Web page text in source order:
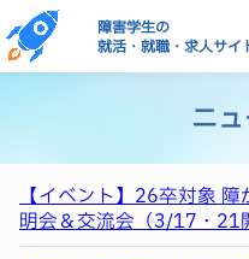
障害学生の
就活・就職・求人サイ
ニ
【イベント】26卒対象
明会＆交流会（3/17・21